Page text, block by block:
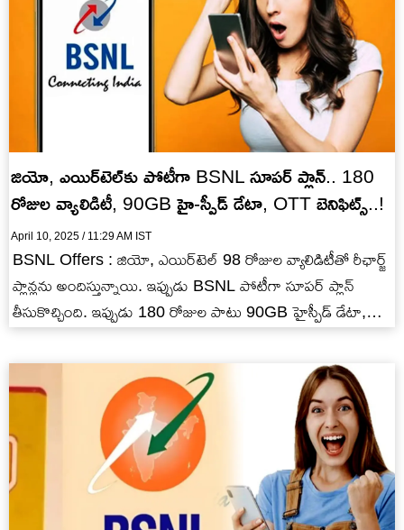
జియో, ఎయిర్‌‍టెల్‌కు పోటీగా BSNL సూపర్ ప్లాన్.. 180
రోజుల వ్యాలిడిటీ, 90GB హై-స్పీడ్ డేటా, OTT బెనిఫిట్స్..!
April 10, 2025 / 11:29 AM IST
BSNL Offers : జియో, ఎయిర్‌టెల్ 98 రోజుల వ్యాలిడిటీతో రీఛార్జ్
ప్లాన్లను అందిస్తున్నాయి. ఇప్పుడు BSNL పోటీగా సూపర్ ప్లాన్
తీసుకొచ్చింది. ఇప్పుడు 180 రోజుల పాటు 90GB హైస్పీడ్ డేటా,